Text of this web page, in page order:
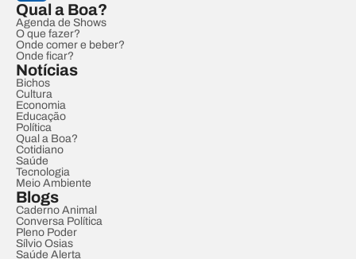
Qual a Boa?
Agenda de Shows
O que fazer?
Onde comer e beber?
Onde ficar?
Notícias
Bichos
Cultura
Economia
Educação
Política
Qual a Boa?
Cotidiano
Saúde
Tecnologia
Meio Ambiente
Blogs
Caderno Animal
Conversa Política
Pleno Poder
Sílvio Osias
Saúde Alerta